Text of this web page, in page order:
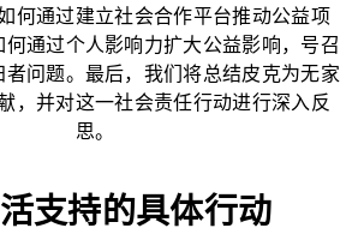
何通过建立社会合作平台推动公益项
通过个人影响力扩大公益影响，号召
问题。最后，我们将总结皮克为无家
，并对这一社会责任行动进行深入反
思。
支持的具体行动